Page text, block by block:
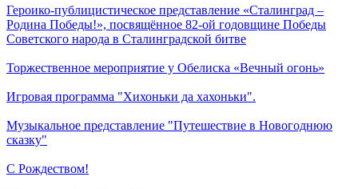
Героико-публицистическое представление «Сталинград –
Родина Победы!», посвящённое 82-ой годовщине Победы
Советского народа в Сталинградской битве
Торжественное мероприятие у Обелиска «Вечный огонь»
Игровая программа "Хихоньки да хахоньки".
Музыкальное представление "Путешествие в Новогоднюю
сказку"
С Рождеством!